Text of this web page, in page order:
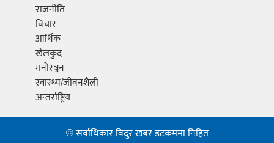
राजनीति
विचार
आर्थिक
खेलकुद
मनोरञ्जन
स्वास्थ्य/जीवनशैली
अन्तर्राष्ट्रिय
© सर्वाधिकार विदुर खबर डटकममा निहित